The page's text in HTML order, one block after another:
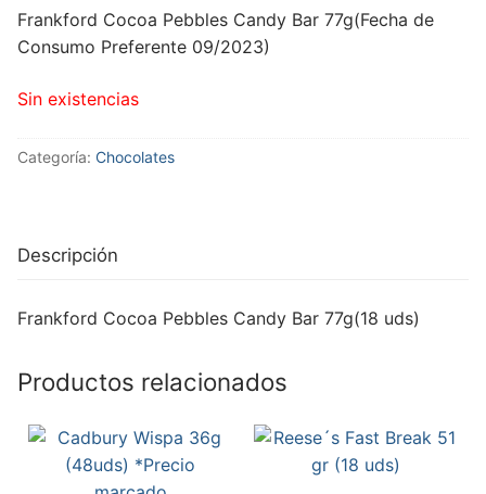
Frankford Cocoa Pebbles Candy Bar 77g(Fecha de
Consumo Preferente 09/2023)
Sin existencias
Categoría: Chocolates
Descripción
Frankford Cocoa Pebbles Candy Bar 77g(18 uds)
Productos relacionados